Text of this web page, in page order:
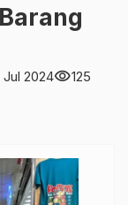
Jul 2024visibility125